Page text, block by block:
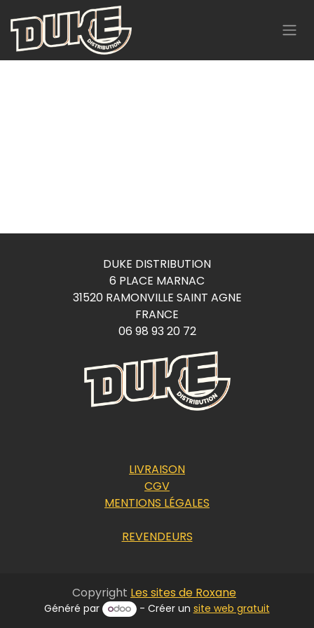
Se rendre au contenu
DUKE DISTRIBUTION
6 PLACE MARNAC
31520 RAMONVILLE SAINT AGNE
FRANCE
06 98 93 20 72
LIVRAISON
CGV
MENTIONS LÉGALES
REVENDEURS
Copyright Les sites de Roxane
Généré par - Créer un site web gratuit